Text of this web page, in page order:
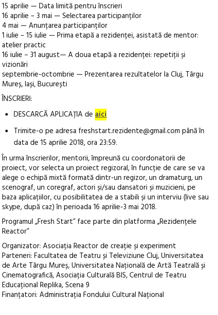
15 aprilie — Data limită pentru înscrieri
16 aprilie – 3 mai — Selectarea participanților
4 mai — Anunțarea participanților
1 iulie – 15 iulie — Prima etapă a rezidenței, asistată de mentor:
atelier practic
16 iulie – 31 august— A doua etapă a rezidenței: repetiții și
vizionări
septembrie-octombrie — Prezentarea rezultatelor la Cluj, Târgu
Mureș, Iași, București
ÎNSCRIERI:
DESCARCĂ APLICAȚIA deaici
Trimite-o pe adresa freshstart.rezidente@gmail.com până în
data de 15 aprilie 2018, ora 23:59.
În urma înscrierilor, mentorii, împreună cu coordonatorii de
proiect, vor selecta un proiect regizoral, în funcție de care se va
alege o echipă mixtă formată dintr-un regizor, un dramaturg, un
scenograf, un coregraf, actori și/sau dansatori și muzicieni, pe
baza aplicațiilor, cu posibilitatea de a stabili și un interviu (live sau
skype, după caz) în perioada 16 aprilie-3 mai 2018.
Programul „Fresh Start” face parte din platforma „Rezidențele
Reactor”
Organizator: Asociația Reactor de creație și experiment
Parteneri: Facultatea de Teatru și Televiziune Cluj, Universitatea
de Arte Târgu Mureș, Universitatea Națională de Artă Teatrală și
Cinematografică, Asociația Culturală BIS, Centrul de Teatru
Educațional Replika, Scena 9
Finanțatori: Administrația Fondului Cultural Național